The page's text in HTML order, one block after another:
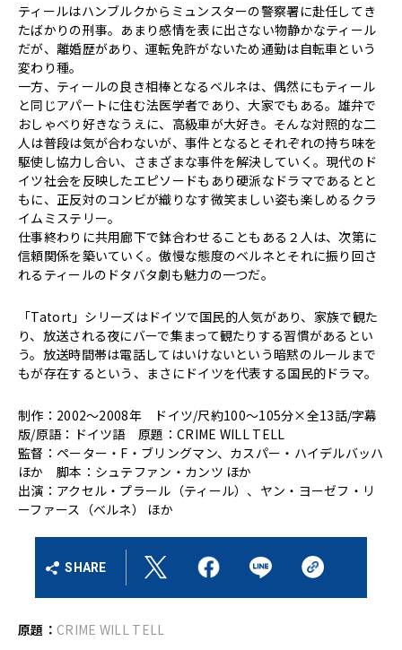
ティールはハンブルクからミュンスターの警察署に赴任してき
たばかりの刑事。あまり感情を表に出さない物静かなティール
だが、離婚歴があり、運転免許がないため通勤は自転車という
変わり種。
一方、ティールの良き相棒となるベルネは、偶然にもティール
と同じアパートに住む法医学者であり、大家でもある。雄弁で
おしゃべり好きなうえに、高級車が大好き。そんな対照的な二
人は普段は気が合わないが、事件となるとそれぞれの持ち味を
駆使し協力し合い、さまざまな事件を解決していく。現代のド
イツ社会を反映したエピソードもあり硬派なドラマであるとと
もに、正反対のコンビが織りなす微笑ましい姿も楽しめるクラ
イムミステリー。
仕事終わりに共用廊下で鉢合わせることもある２人は、次第に
信頼関係を築いていく。傲慢な態度のベルネとそれに振り回さ
れるティールのドタバタ劇も魅力の一つだ。
「Tatort」シリーズはドイツで国民的人気があり、家族で観た
り、放送される夜にバーで集まって観たりする習慣があるとい
う。放送時間帯は電話してはいけないという暗黙のルールまで
もが存在するという、まさにドイツを代表する国民的ドラマ。
制作：2002～2008年 ドイツ/尺約100～105分×全13話/字幕
版/原語：ドイツ語 原題：CRIME WILL TELL
監督：ペーター・F・ブリングマン、カスパー・ハイデルバッハ
ほか 脚本：シュテファン・カンツ ほか
出演：アクセル・プラール（ティール）、ヤン・ヨーゼフ・リ
ーファース（ベルネ） ほか
SHARE
原題： CRIME WILL TELL